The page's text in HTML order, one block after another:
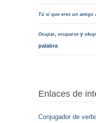
Tú sí que eres un amigo
Ocupar,ocuparse y
palabra
Enlaces de
Conjugador de